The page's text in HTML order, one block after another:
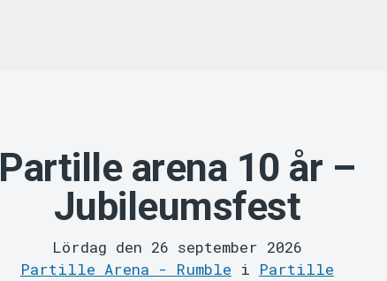
Partille arena 10 år –
Jubileumsfest
Lördag den 26 september 2026
Partille Arena - Rumble i Partille